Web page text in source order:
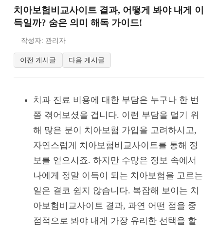
치아보험비교사이트 결과, 어떻게 봐야 내게 이
득일까? 숨은 의미 해독 가이드!
작성자: 관리자
이전 게시글 다음 게시글
치과 진료 비용에 대한 부담은 누구나 한 번
쯤 겪어보셨을 겁니다. 이런 부담을 덜기 위
해 많은 분이 치아보험 가입을 고려하시고,
자연스럽게 치아보험비교사이트를 통해 정
보를 얻으시죠. 하지만 수많은 정보 속에서
나에게 정말 이득이 되는 치아보험을 고르는
일은 결코 쉽지 않습니다. 복잡해 보이는 치
아보험비교사이트 결과, 과연 어떤 점을 중
점적으로 봐야 내게 가장 유리한 선택을 할